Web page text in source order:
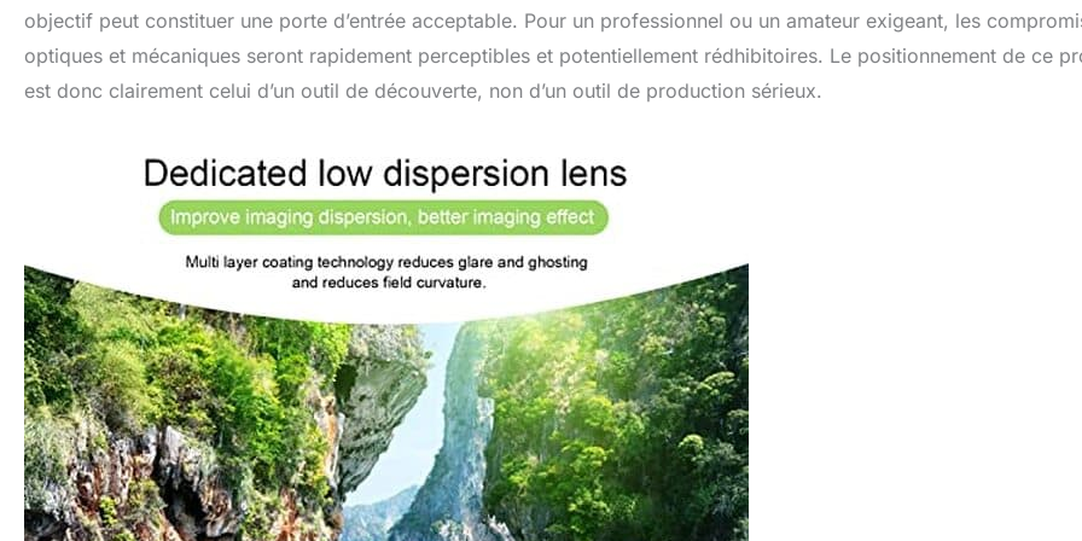
objectif peut constituer une porte d’entrée acceptable. Pour un professionnel ou un amateur exigeant, les
optiques et mécaniques seront rapidement perceptibles et potentiellement rédhibitoires. Le positionnement de ce
est donc clairement celui d’un outil de découverte, non d’un outil de production sérieux.